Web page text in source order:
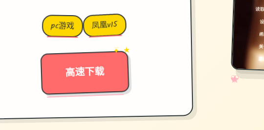
pc游戏 凤凰v15
高速下载
✦ ★
✧
♡
★
♥